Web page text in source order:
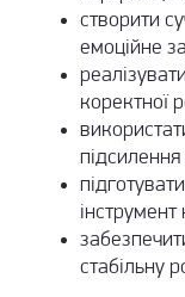
створити
емоційне
коректної
інструмент
стабільну